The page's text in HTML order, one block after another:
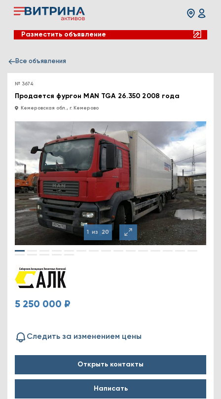
Разместить объявление
Все объявления
№ 3674
Продается фургон MAN TGA 26.350 2008 года
Кемеровская обл., г. Кемерово
1 из 20
5 250 000 ₽
Следить за изменением цены
Открыть контакты
Написать